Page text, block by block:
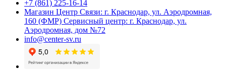
+7 (861) 225-16-14
Магазин Центр Связи: г. Краснодар, ул. Аэродромная,
160 (ФМР) Сервисный центр: г. Краснодар, ул.
Аэродромная, дом №72
info@center-sv.ru